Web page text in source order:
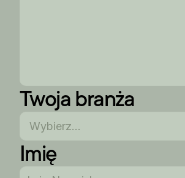
Twoja branża
Imię